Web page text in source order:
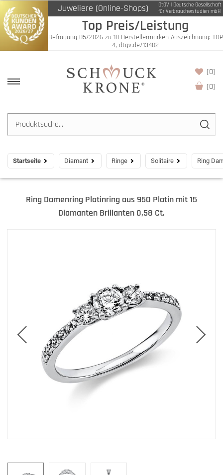
Juweliere (Online-Shops)
DtGV | Deutsche Gesellschaft
für Verbraucherstudien mbH
Top Preis/Leistung
Befragung 05/2026 zu 18 Herstellermarken Auszeichnung: TOP
4, dtgv.de/13402
(0)
(0)
Startseite Diamant Ringe Solitaire Ring
Ring Damenring Platinring aus 950 Platin mit 15
Diamanten Brillanten 0,58 Ct.